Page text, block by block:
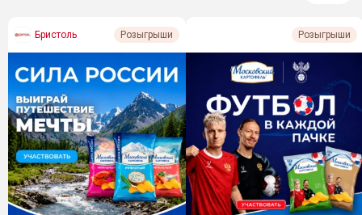
Бристоль Розыгрыши Розыгрыши